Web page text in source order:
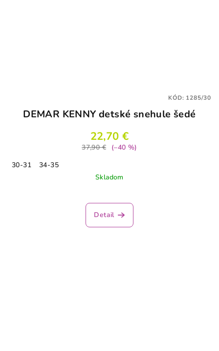
DEMAR KENNY detské snehule šedé
22,70 €
37,90 €
(–40 %)
30-31
34-35
Skladom
hodnotenie
produktu
Detail
KÓD: 1285/30